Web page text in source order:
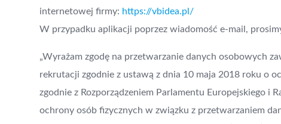
internetowej firmy: https://vbidea.pl/
W przypadku aplikacji poprzez wiadomość e-mail,
„Wyrażam zgodę na przetwarzanie danych osobowych
rekrutacji zgodnie z ustawą z dnia 10 maja 2018 roku o
zgodnie z Rozporządzeniem Parlamentu Europejskiego i
ochrony osób fizycznych w związku z przetwarzaniem